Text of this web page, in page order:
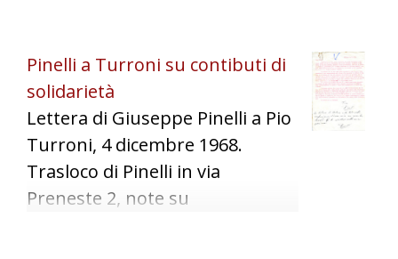
compagni su organizzazione della
Conferenza della Gioventù Anarchica
Europea per il natale 1966, elenco delle
adesioni (Olanda: De Vrje, Provo; Francia:
CLJA; Inghilterra: Jim Huggon; Italia:
gruppi di Torino, Brescia, Vicenza,
Pinelli a Turroni su contibuti di
solidarietà
Lettera di Giuseppe Pinelli a Pio
Turroni, 4 dicembre 1968.
Trasloco di Pinelli in via
Preneste 2, note su